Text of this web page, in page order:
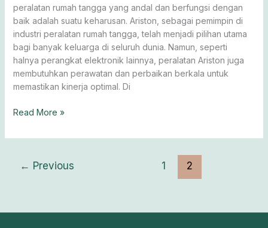
peralatan rumah tangga yang andal dan berfungsi dengan
baik adalah suatu keharusan. Ariston, sebagai pemimpin di
industri peralatan rumah tangga, telah menjadi pilihan utama
bagi banyak keluarga di seluruh dunia. Namun, seperti
halnya perangkat elektronik lainnya, peralatan Ariston juga
membutuhkan perawatan dan perbaikan berkala untuk
memastikan kinerja optimal. Di
Read More »
← Previous 1 2